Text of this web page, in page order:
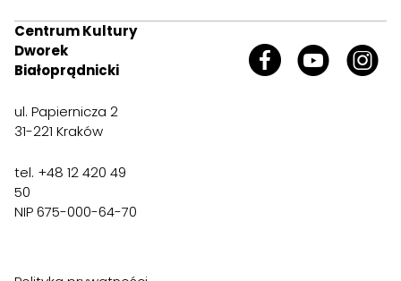
Centrum Kultury
Dworek
Białoprądnicki
ul. Papiernicza 2
31-221 Kraków
tel. +48 12 420 49
50
NIP 675-000-64-70